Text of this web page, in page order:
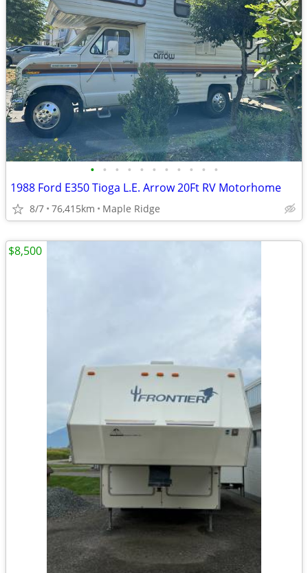
• • • • • • • • • • •
1988 Ford E350 Tioga L.E. Arrow 20Ft RV Motorhome
8/7 76,415km Maple Ridge
$8,500